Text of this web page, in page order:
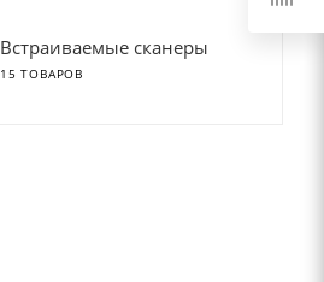
Встраиваемые сканеры
15 ТОВАРОВ